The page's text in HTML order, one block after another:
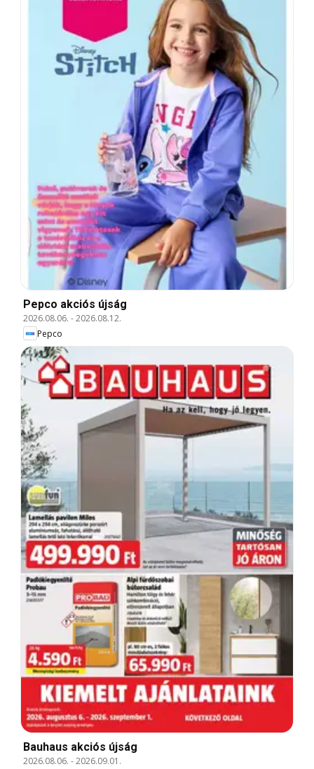
Pepco akciós újság
2026.08.06. -2026.08.12.
Pepco
Bauhaus akciós újság
2026.08.06. -2026.09.01.